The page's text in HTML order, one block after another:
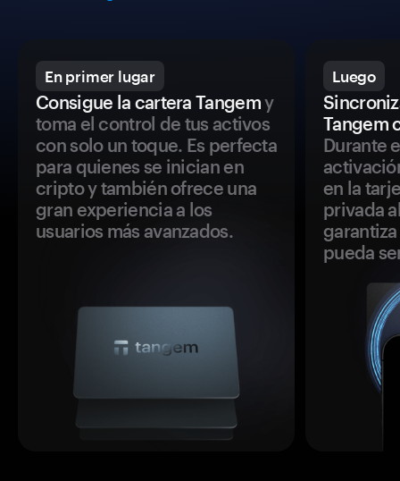
En primer lugar
Consigue la cartera Tangemy
toma el control de tus activos
con solo un toque. Es perfecta
para quienes se inician en
cripto y también ofrece una
gran experiencia a los
usuarios más avanzados.
Luego
Tangem
Durante
en la
privada
pueda